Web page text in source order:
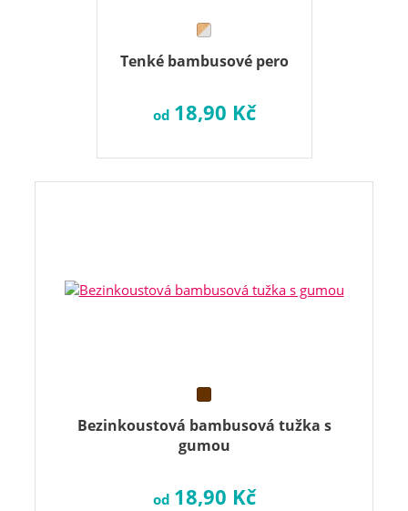
Tenké bambusové pero
od 18,90 Kč
Bezinkoustová bambusová tužka s
gumou
od 18,90 Kč